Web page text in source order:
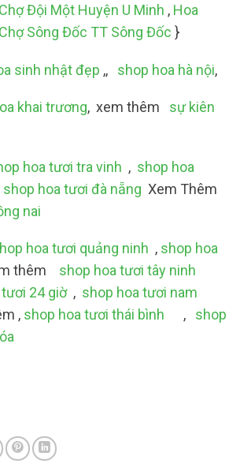
Đội Một Huyện U Minh , Hoa
Sông Đốc TT Sông Đốc }
sinh nhật đẹp ,, shop hoa hà nội,
khai trương, xem thêm
sự kiên
hoa tươi tra vinh , shop hoa
shop hoa tươi đà nẵng Xem Thêm
nai
hoa tươi quảng ninh , shop hoa
thêm shop hoa tươi tây ninh
tươi 24 giờ , shop hoa tươi nam
, shop hoa tươi thái bình ,
shop